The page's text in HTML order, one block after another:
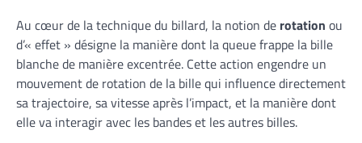
Au cœur de la technique du billard, la notion de rotation ou
d’« effet » désigne la manière dont la queue frappe la bille
blanche de manière excentrée. Cette action engendre un
mouvement de rotation de la bille qui influence directement
sa trajectoire, sa vitesse après l’impact, et la manière dont
elle va interagir avec les bandes et les autres billes.